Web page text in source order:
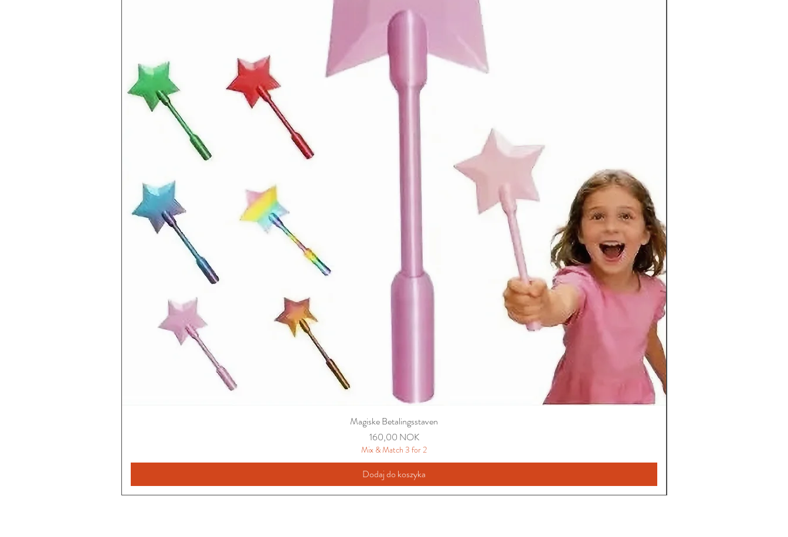
Magiske Betalingsstaven
Cena
160,00 NOK
Mix & Match 3 for 2
Dodaj do koszyka